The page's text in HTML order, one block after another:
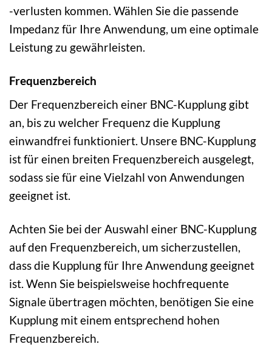
-verlusten kommen. Wählen Sie die passende
Impedanz für Ihre Anwendung, um eine optimale
Leistung zu gewährleisten.
Frequenzbereich
Der Frequenzbereich einer BNC-Kupplung gibt
an, bis zu welcher Frequenz die Kupplung
einwandfrei funktioniert. Unsere BNC-Kupplung
ist für einen breiten Frequenzbereich ausgelegt,
sodass sie für eine Vielzahl von Anwendungen
geeignet ist.
Achten Sie bei der Auswahl einer BNC-Kupplung
auf den Frequenzbereich, um sicherzustellen,
dass die Kupplung für Ihre Anwendung geeignet
ist. Wenn Sie beispielsweise hochfrequente
Signale übertragen möchten, benötigen Sie eine
Kupplung mit einem entsprechend hohen
Frequenzbereich.